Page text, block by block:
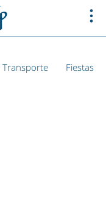
Transporte Fiestas